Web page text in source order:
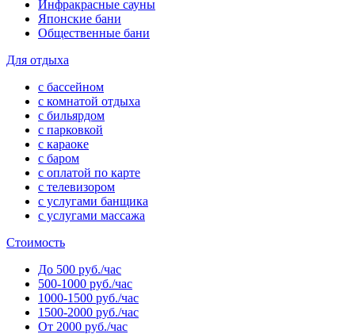
Инфракрасные сауны
Японские бани
Общественные бани
Для отдыха
с бассейном
с комнатой отдыха
с бильярдом
с парковкой
с караоке
с баром
с оплатой по карте
с телевизором
с услугами банщика
с услугами массажа
Стоимость
До 500 руб./час
500-1000 руб./час
1000-1500 руб./час
1500-2000 руб./час
От 2000 руб./час